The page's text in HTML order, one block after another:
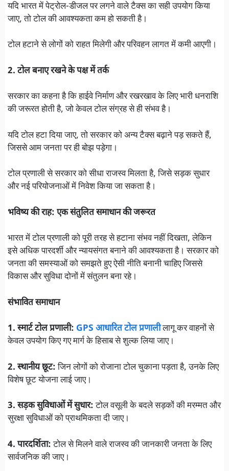
यदि भारत में पेट्रोल-डीजल पर लगने वाले टैक्स का सही उपयोग किया
जाए, तो टोल की आवश्यकता कम हो सकती है।
टोल हटाने से लोगों को राहत मिलेगी और परिवहन लागत में कमी आएगी।
2. टोल बनाए रखने के पक्ष में तर्क
सरकार का कहना है कि हाईवे निर्माण और रखरखाव के लिए भारी धनराशि
की जरूरत होती है, जो केवल टोल संग्रह से ही संभव है।
यदि टोल हटा दिया जाए, तो सरकार को अन्य टैक्स बढ़ाने पड़ सकते हैं,
जिससे आम जनता पर ही बोझ पड़ेगा।
टोल प्रणाली से सरकार को सीधा राजस्व मिलता है, जिसे सड़क सुधार
और नई परियोजनाओं में निवेश किया जा सकता है।
भविष्य की राह: एक संतुलित समाधान की जरूरत
भारत में टोल प्रणाली को पूरी तरह से हटाना संभव नहीं दिखता, लेकिन
इसे अधिक पारदर्शी और न्यायसंगत बनाने की आवश्यकता है। सरकार को
जनता की समस्याओं को समझते हुए ऐसी नीति बनानी चाहिए जिससे
विकास और सुविधा दोनों में संतुलन बना रहे।
संभावित समाधान
1. स्मार्ट टोल प्रणाली: GPS आधारित टोल प्रणालीलागू कर वाहनों से
केवल उपयोग किए गए मार्ग के हिसाब से शुल्क लिया जाए।
2. स्थानीय छूट:जिन लोगों को रोजाना टोल चुकाना पड़ता है, उनके लिए
विशेष छूट योजना लाई जाए।
3. सड़क सुविधाओं में सुधार:टोल वसूली के बदले सड़कों की मरम्मत और
सुरक्षा सुविधाओं को प्राथमिकता दी जाए।
4. पारदर्शिता:टोल से मिलने वाले राजस्व की जानकारी जनता के लिए
सार्वजनिक की जाए।